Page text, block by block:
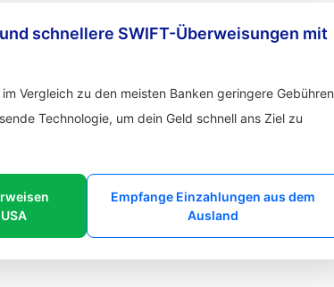
schnellere SWIFT-Überweisungen mit
Vergleich zu den meisten Banken geringere Gebühren
Technologie, um dein Geld schnell ans Ziel zu
Empfange Einzahlungen aus dem
Ausland